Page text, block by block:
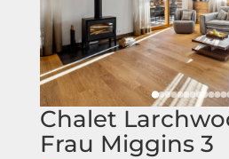
Chalet
Frau Miggins 3